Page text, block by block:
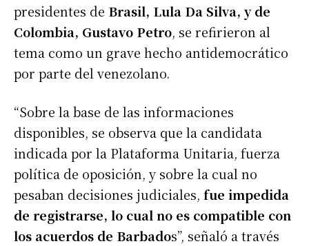
presidentes de Brasil, Lula Da Silva, y de
Colombia, Gustavo Petro, se refirieron al
tema como un grave hecho antidemocrático
por parte del venezolano.
“Sobre la base de las informaciones
disponibles, se observa que la candidata
indicada por la Plataforma Unitaria, fuerza
política de oposición, y sobre la cual no
pesaban decisiones judiciales, fue impedida
de registrarse, lo cual no es compatible con
los acuerdos de Barbados”, señaló a través